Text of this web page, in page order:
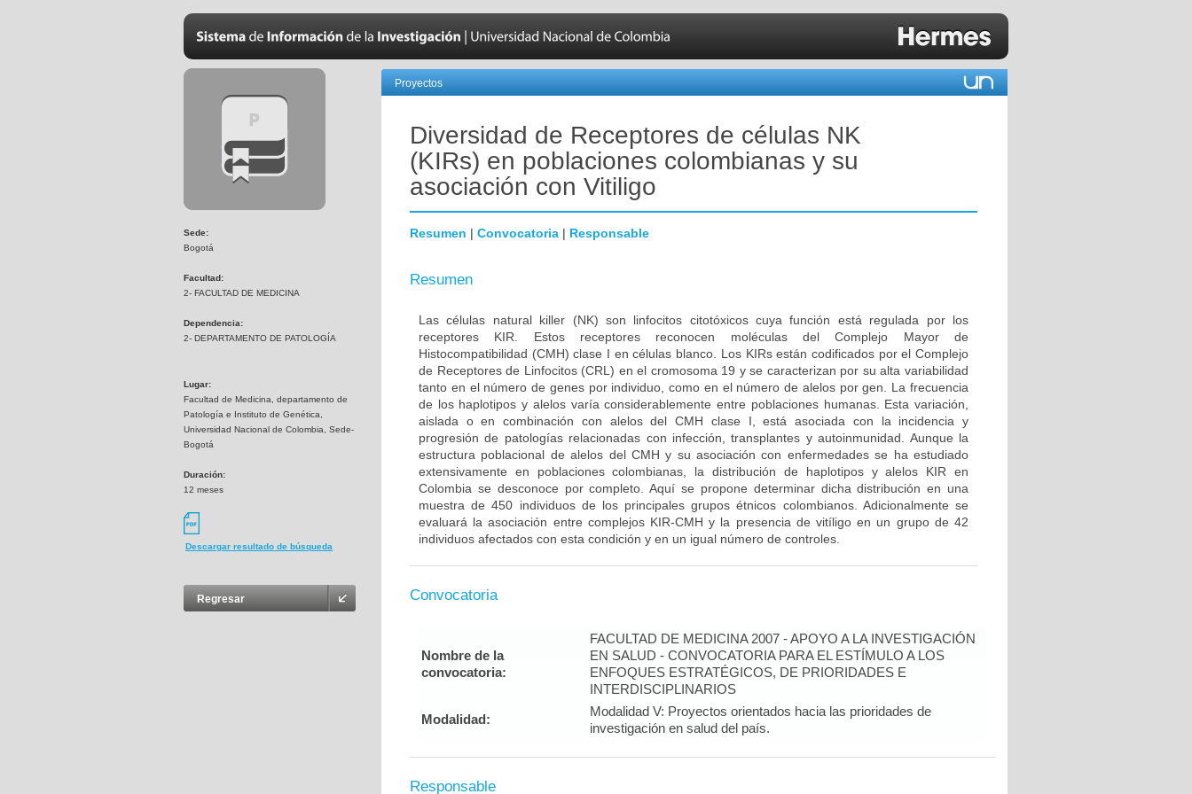
Sede:
Bogotá
Facultad:
2- FACULTAD DE MEDICINA
Dependencia:
2- DEPARTAMENTO DE PATOLOGÍA
Lugar:
Facultad de Medicina, departamento de
Patología e Instituto de Genética,
Universidad Nacional de Colombia, Sede-
Bogotá
Duración:
12 meses
Descargar resultado de búsqueda
Regresar
Proyectos
Diversidad de Receptores de células NK
(KIRs) en poblaciones colombianas y su
asociación con Vitiligo
Resumen | Convocatoria | Responsable
Resumen
Las células natural killer (NK) son linfocitos citotóxicos cuya función está regulada por los
receptores KIR. Estos receptores reconocen moléculas del Complejo Mayor de
Histocompatibilidad (CMH) clase I en células blanco. Los KIRs están codificados por el Complejo
de Receptores de Linfocitos (CRL) en el cromosoma 19 y se caracterizan por su alta variabilidad
tanto en el número de genes por individuo, como en el número de alelos por gen. La frecuencia
de los haplotipos y alelos varía considerablemente entre poblaciones humanas. Esta variación,
aislada o en combinación con alelos del CMH clase I, está asociada con la incidencia y
progresión de patologías relacionadas con infección, transplantes y autoinmunidad. Aunque la
estructura poblacional de alelos del CMH y su asociación con enfermedades se ha estudiado
extensivamente en poblaciones colombianas, la distribución de haplotipos y alelos KIR en
Colombia se desconoce por completo. Aquí se propone determinar dicha distribución en una
muestra de 450 individuos de los principales grupos étnicos colombianos. Adicionalmente se
evaluará la asociación entre complejos KIR-CMH y la presencia de vitíligo en un grupo de 42
individuos afectados con esta condición y en un igual número de controles.
Convocatoria
Nombre de la
convocatoria:
FACULTAD DE MEDICINA 2007 - APOYO A LA INVESTIGACIÓN
EN SALUD - CONVOCATORIA PARA EL ESTÍMULO A LOS
ENFOQUES ESTRATÉGICOS, DE PRIORIDADES E
INTERDISCIPLINARIOS
Modalidad:
Modalidad V: Proyectos orientados hacia las prioridades de
investigación en salud del país.
Responsable